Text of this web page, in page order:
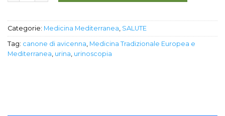
Categorie: Medicina Mediterranea SALUTE
Tag: canone di avicenna Medicina Tradizionale Europea e
Mediterranea urina urinoscopia